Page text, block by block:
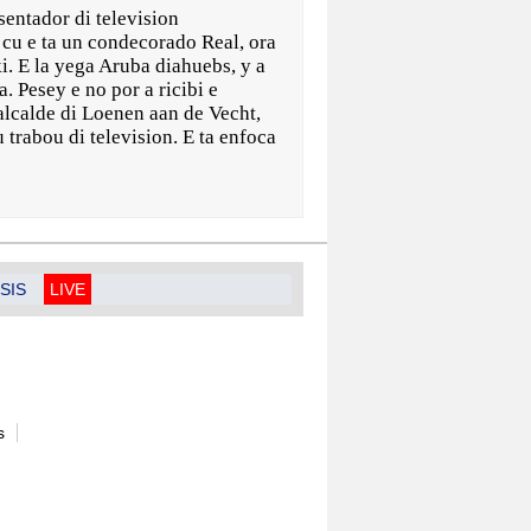
di television
e ta un condecorado Real, ora
E la yega Aruba diahuebs, y a
Pesey e no por a ricibi e
di Loenen aan de Vecht,
trabou di television. E ta enfoca
LIVE